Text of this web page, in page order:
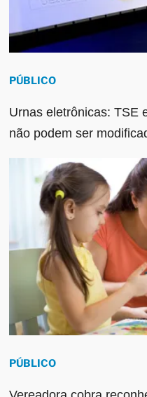
PÚBLICO
Urnas eletrônicas: TSE
não podem ser
PÚBLICO